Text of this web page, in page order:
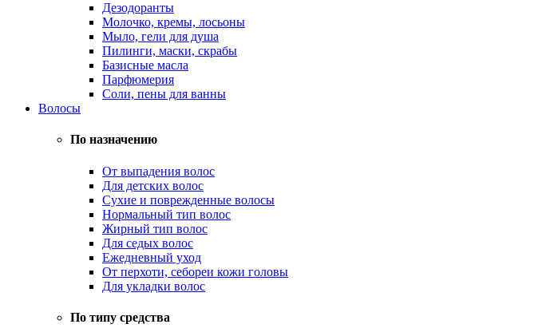
Дезодоранты
Молочко, кремы, лосьоны
Мыло, гели для душа
Пилинги, маски, скрабы
Базисные масла
Парфюмерия
Соли, пены для ванны
Волосы
По назначению
От выпадения волос
Для детских волос
Сухие и поврежденные волосы
Нормальный тип волос
Жирный тип волос
Для седых волос
Ежедневный уход
От перхоти, себореи кожи головы
Для укладки волос
По типу средства